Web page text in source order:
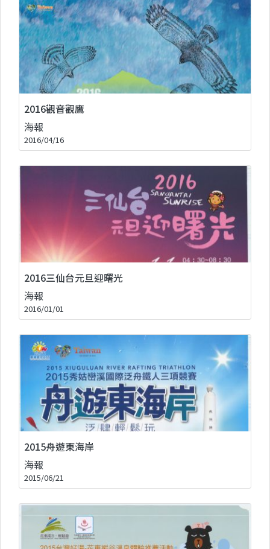
2016觀音觀鷹
海報
2016/04/16
2016三仙台元旦迎曙光
海報
2016/01/01
2015舟遊東海岸
海報
2015/06/21